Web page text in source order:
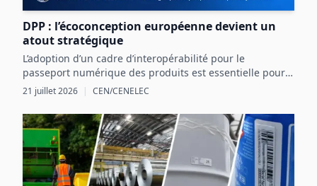
DPP : l’écoconception européenne devient un
atout stratégique
L’adoption d’un cadre d’interopérabilité pour le
passeport numérique des produits est essentielle pour
structurer les données produit et exploiter les
opportunités réglementaires et commerciales en
Europe.
21 juillet 2026 | CEN/CENELEC